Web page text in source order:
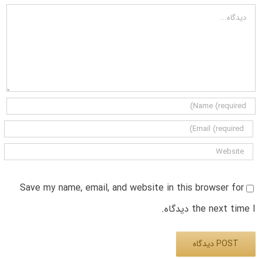
دیدگاه
Save my name, email, and website in this browser for
the next time I دیدگاه.